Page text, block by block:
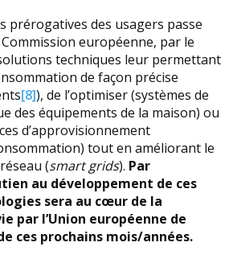
prérogatives des usagers passe
européenne, par le
techniques leur permettant
de façon précise
[8]), de l’optimiser (systèmes de
des équipements de la maison) ou
d’approvisionnement
tout en améliorant le
(smart grids). Par
au développement de ces
sera au cœur de la
par l’Union européenne de
ces prochains mois/années.